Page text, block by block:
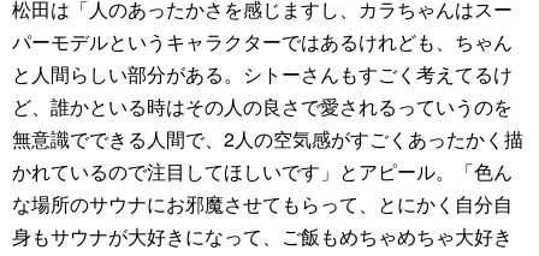
松田は「人のあったかさを感じますし、カラちゃんはスー
パーモデルというキャラクターではあるけれども、ちゃん
と人間らしい部分がある。シトーさんもすごく考えてるけ
ど、誰かといる時はその人の良さで愛されるっていうのを
無意識でできる人間で、2人の空気感がすごくあったかく描
かれているので注目してほしいです」とアピール。「色ん
な場所のサウナにお邪魔させてもらって、とにかく自分自
身もサウナが大好きになって、ご飯もめちゃめちゃ大好き